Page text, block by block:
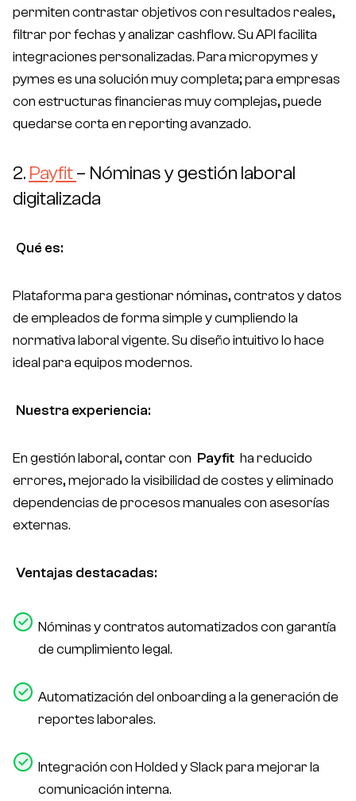
permiten contrastar objetivos con resultados reales,
filtrar por fechas y analizarcashflow. Su API facilita
integraciones personalizadas. Para micropymes y
pymes es una solución muy completa; para empresas
con estructuras financieras muy complejas, puede
quedarse corta en reporting avanzado.
2. Payfit– Nóminas y gestión laboral
digitalizada
Qué es:
Plataforma para gestionar nóminas, contratos y datos
de empleados de forma simple y cumpliendo la
normativa laboral vigente. Su diseño intuitivo lo hace
ideal para equipos modernos.
Nuestra experiencia:
En gestión laboral, contar con Payfit ha reducido
errores, mejorado la visibilidad de costes y eliminado
dependencias de procesos manuales con asesorías
externas.
Ventajas destacadas:
Nóminas y contratos automatizados con garantía
de cumplimiento legal.
Automatización delonboardinga la generación de
reportes laborales.
Integración con Holded y Slack para mejorar la
comunicación interna.